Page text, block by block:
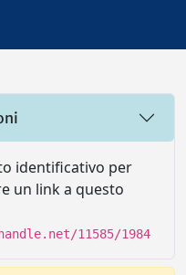
identificativo per
un link a questo
11585/1984